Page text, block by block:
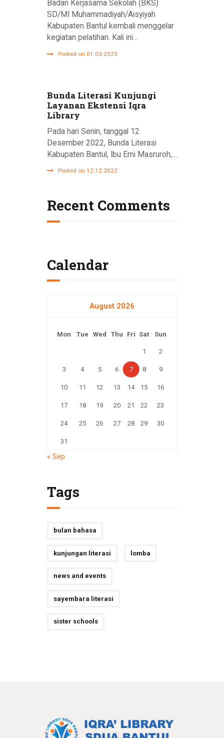
Badan Kerjasama Sekolah (BKS)
SD/MI Muhammadiyah/Aisyiyah
Kabupaten Bantul kembali menggelar
kegiatan pelatihan. Kali ini…
Posted on 01.03.2023
Bunda Literasi Kunjungi
Layanan Ekstensi Iqra
Library
Pada hari Senin, tanggal 12
Desember 2022, Bunda Literasi
Kabupaten Bantul, Ibu Emi Masruroh,…
Posted on 12.12.2022
Recent Comments
Calendar
August 2026
Mon Tue Wed Thu Fri Sat Sun
1 2
3 4 5 6 7 8 9
10 11 12 13 14 15 16
17 18 19 20 21 22 23
24 25 26 27 28 29 30
31
« Sep
Tags
bulan bahasa
kunjungan literasi lomba
news and events
sayembara literasi
sister schools